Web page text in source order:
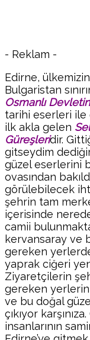
- Reklam -
Edirne,
Bulgaristan
Osmanlı
tarihi eserleri ile
ilk akla gelen
Güreşleridir.
gitseydim
güzel eserlerini
ovasından
görülebilecek
şehrin tam
içerisinde
camii
kervansaray ve
gereken
yaprak ciğeri
Ziyaretçilerin
gereken yerlerin
ve bu doğal
çıkıyor
insanlarının